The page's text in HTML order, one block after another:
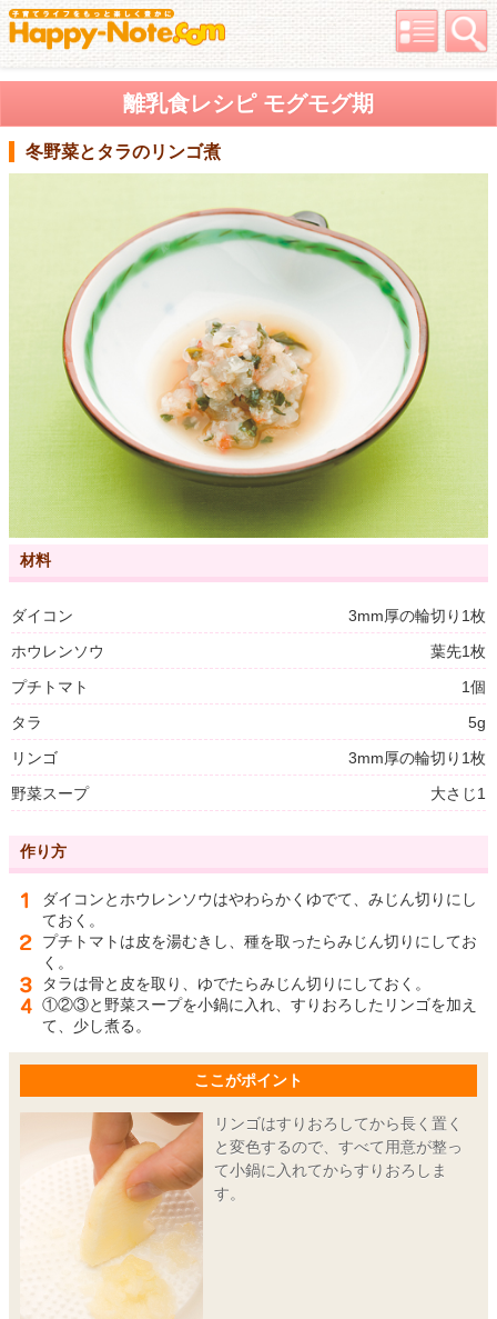
離乳食レシピ モグモグ期
冬野菜とタラのリンゴ煮
材料
ダイコン
3mm厚の輪切り1枚
ホウレンソウ
葉先1枚
プチトマト
1個
タラ
5g
リンゴ
3mm厚の輪切り1枚
野菜スープ
大さじ1
作り方
ダイコンとホウレンソウはやわらかくゆでて、みじん切りにし
ておく。
プチトマトは皮を湯むきし、種を取ったらみじん切りにしてお
く。
タラは骨と皮を取り、ゆでたらみじん切りにしておく。
①②③と野菜スープを小鍋に入れ、すりおろしたリンゴを加え
て、少し煮る。
ここがポイント
リンゴはすりおろしてから長く置く
と変色するので、すべて用意が整っ
て小鍋に入れてからすりおろしま
す。